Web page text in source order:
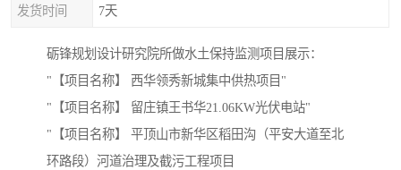
发货时间 7天
砺锋规划设计研究院所做水土保持监测项目展示：
"【项目名称】 西华领秀新城集中供热项目"
"【项目名称】 留庄镇王书华21.06KW光伏电站"
"【项目名称】 平顶山市新华区稻田沟（平安大道至北
环路段）河道治理及截污工程项目